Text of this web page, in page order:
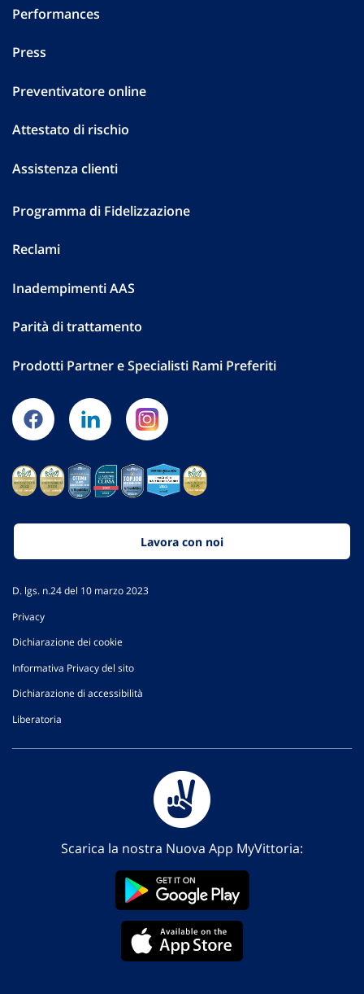
Performances
Press
Preventivatore online
Attestato di rischio
Assistenza clienti
Programma di Fidelizzazione
Reclami
Inadempimenti AAS
Parità di trattamento
Prodotti Partner e Specialisti Rami Preferiti
Lavora con noi
D. lgs. n.24 del 10 marzo 2023
Privacy
Dichiarazione dei cookie
Informativa Privacy del sito
Dichiarazione di accessibilità
Liberatoria
Scarica la nostra Nuova App MyVittoria: